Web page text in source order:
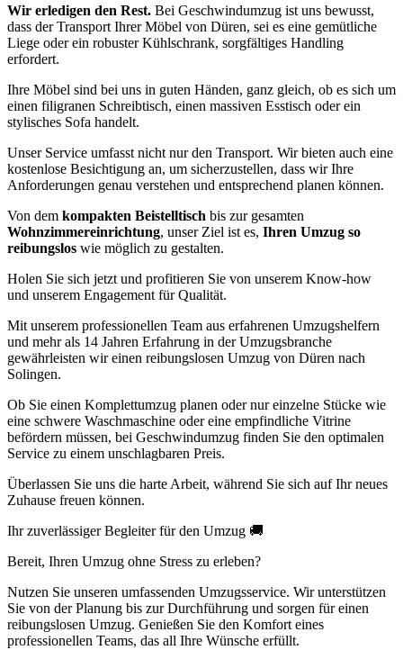
Wir erledigen den Rest. Bei Geschwindumzug ist uns bewusst,
dass der Transport Ihrer Möbel von Düren, sei es eine gemütliche
Liege oder ein robuster Kühlschrank, sorgfältiges Handling
erfordert.
Ihre Möbel sind bei uns in guten Händen, ganz gleich, ob es sich um
einen filigranen Schreibtisch, einen massiven Esstisch oder ein
stylisches Sofa handelt.
Unser Service umfasst nicht nur den Transport. Wir bieten auch eine
kostenlose Besichtigung an, um sicherzustellen, dass wir Ihre
Anforderungen genau verstehen und entsprechend planen können.
Von dem kompakten Beistelltisch bis zur gesamten
Wohnzimmereinrichtung, unser Ziel ist es, Ihren Umzug so
reibungslos wie möglich zu gestalten.
Holen Sie sich jetzt und profitieren Sie von unserem Know-how
und unserem Engagement für Qualität.
Mit unserem professionellen Team aus erfahrenen Umzugshelfern
und mehr als 14 Jahren Erfahrung in der Umzugsbranche
gewährleisten wir einen reibungslosen Umzug von Düren nach
Solingen.
Ob Sie einen Komplettumzug planen oder nur einzelne Stücke wie
eine schwere Waschmaschine oder eine empfindliche Vitrine
befördern müssen, bei Geschwindumzug finden Sie den optimalen
Service zu einem unschlagbaren Preis.
Überlassen Sie uns die harte Arbeit, während Sie sich auf Ihr neues
Zuhause freuen können.
Ihr zuverlässiger Begleiter für den Umzug 🚚
Bereit, Ihren Umzug ohne Stress zu erleben?
Nutzen Sie unseren umfassenden Umzugsservice. Wir unterstützen
Sie von der Planung bis zur Durchführung und sorgen für einen
reibungslosen Umzug. Genießen Sie den Komfort eines
professionellen Teams, das all Ihre Wünsche erfüllt.